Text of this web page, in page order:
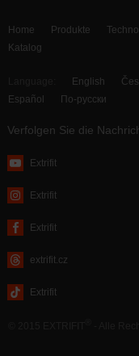
Home Produkte
Katalog
English
Español
По-русски
Verfolgen Sie die
Extrifit
Extrifit
Extrifit
extrifit.cz
Extrifit